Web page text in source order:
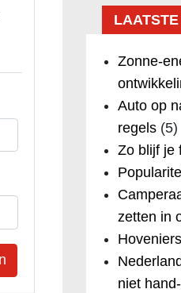
Zonne-
Auto op
regels(5)
Zo blijf je
zetten in
niet